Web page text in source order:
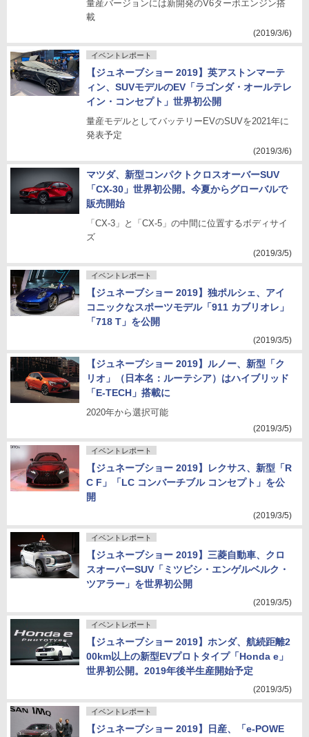
量産バージョンには新開発のV6ターボエンジン搭
載
(2019/3/6)
イベントレポート
【ジュネーブショー 2019】英アストンマーテ
ィン、SUVモデルのEV「ラゴンダ・オールテレ
イン・コンセプト」世界初公開
量産モデルとしてバッテリーEVのSUVを2021年に
発表予定
(2019/3/6)
マツダ、新型コンパクトクロスオーバーSUV
「CX-30」世界初公開。今夏からグローバルで
販売開始
「CX-3」と「CX-5」の中間に位置するボディサイ
ズ
(2019/3/5)
イベントレポート
【ジュネーブショー 2019】独ポルシェ、アイ
コニックなスポーツモデル「911 カブリオレ」
「718 T」を公開
(2019/3/5)
【ジュネーブショー 2019】ルノー、新型「ク
リオ」（日本名：ルーテシア）はハイブリッド
「E-TECH」搭載に
2020年から選択可能
(2019/3/5)
イベントレポート
【ジュネーブショー 2019】レクサス、新型「R
C F」「LC コンバーチブル コンセプト」を公
開
(2019/3/5)
イベントレポート
【ジュネーブショー 2019】三菱自動車、クロ
スオーバーSUV「ミツビシ・エンゲルベルク・
ツアラー」を世界初公開
(2019/3/5)
イベントレポート
【ジュネーブショー 2019】ホンダ、航続距離2
00km以上の新型EVプロトタイプ「Honda e」
世界初公開。2019年後半生産開始予定
(2019/3/5)
イベントレポート
【ジュネーブショー 2019】日産、「e-POWE